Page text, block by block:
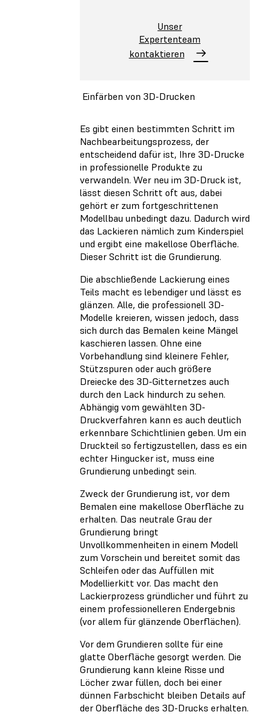
Unser
Expertenteam
kontaktieren
Einfärben von 3D-Drucken
Es gibt einen bestimmten Schritt im
Nachbearbeitungsprozess, der
entscheidend dafür ist, Ihre 3D-Drucke
in professionelle Produkte zu
verwandeln. Wer neu im 3D-Druck ist,
lässt diesen Schritt oft aus, dabei
gehört er zum fortgeschrittenen
Modellbau unbedingt dazu. Dadurch wird
das Lackieren nämlich zum Kinderspiel
und ergibt eine makellose Oberfläche.
Dieser Schritt ist die Grundierung.
Die abschließende Lackierung eines
Teils macht es lebendiger und lässt es
glänzen. Alle, die professionell 3D-
Modelle kreieren, wissen jedoch, dass
sich durch das Bemalen keine Mängel
kaschieren lassen. Ohne eine
Vorbehandlung sind kleinere Fehler,
Stützspuren oder auch größere
Dreiecke des 3D-Gitternetzes auch
durch den Lack hindurch zu sehen.
Abhängig vom gewählten 3D-
Druckverfahren kann es auch deutlich
erkennbare Schichtlinien geben. Um ein
Druckteil so fertigzustellen, dass es ein
echter Hingucker ist, muss eine
Grundierung unbedingt sein.
Zweck der Grundierung ist, vor dem
Bemalen eine makellose Oberfläche zu
erhalten. Das neutrale Grau der
Grundierung bringt
Unvollkommenheiten in einem Modell
zum Vorschein und bereitet somit das
Schleifen oder das Auffüllen mit
Modellierkitt vor. Das macht den
Lackierprozess gründlicher und führt zu
einem professionelleren Endergebnis
(vor allem für glänzende Oberflächen).
Vor dem Grundieren sollte für eine
glatte Oberfläche gesorgt werden. Die
Grundierung kann kleine Risse und
Löcher zwar füllen, doch bei einer
dünnen Farbschicht bleiben Details auf
der Oberfläche des 3D-Drucks erhalten.